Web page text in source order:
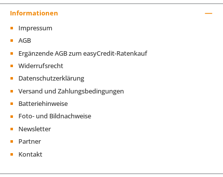
Informationen
Impressum
AGB
Ergänzende AGB zum easyCredit-Ratenkauf
Widerrufsrecht
Datenschutzerklärung
Versand und Zahlungsbedingungen
Batteriehinweise
Foto- und Bildnachweise
Newsletter
Partner
Kontakt